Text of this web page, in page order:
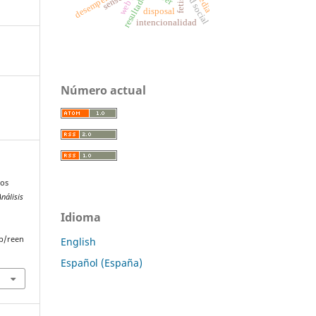
reen
disposal
intencionalidad
Número actual
Idioma
English
Español (España)